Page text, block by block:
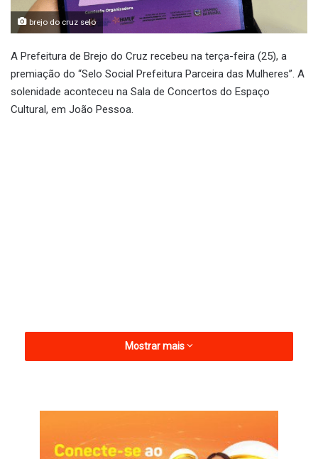
brejo do cruz selo
A Prefeitura de Brejo do Cruz recebeu na terça-feira (25), a
premiação do “Selo Social Prefeitura Parceira das Mulheres”. A
solenidade aconteceu na Sala de Concertos do Espaço
Cultural, em João Pessoa.
A cidade foi representada pela secretária de Desenvolvimento
Humano e Assistência Social, Yllen Albuquerque, a gestora da
Coordenadoria da Mulher e Diversidade Humana, Raiane
Mostrar mais